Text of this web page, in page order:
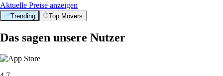
Aktuelle Preise anzeigen
Trending Top Movers
Das sagen unsere Nutzer